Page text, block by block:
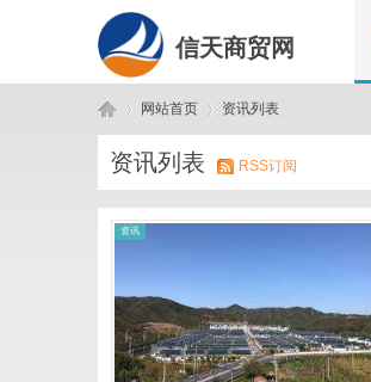
信天商贸网
信 ›
网站首页
›
资讯列表
资讯列表 RSS订阅
资讯